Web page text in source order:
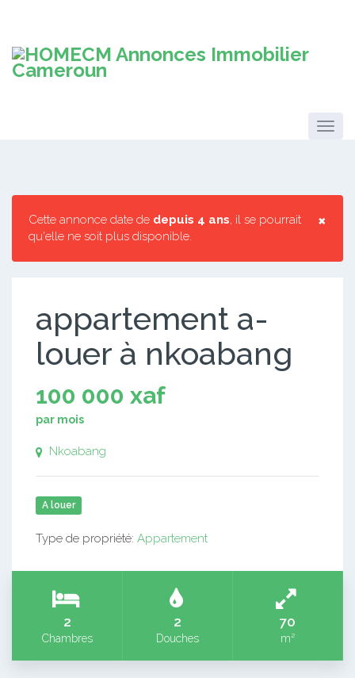
×
Cette annonce date de depuis 4 ans, il se pourrait
qu'elle ne soit plus disponible.
appartement a-
louer à nkoabang
100 000 xaf
par mois
Nkoabang
A louer
Type de propriété: Appartement
2
Chambres
2
Douches
70
m²